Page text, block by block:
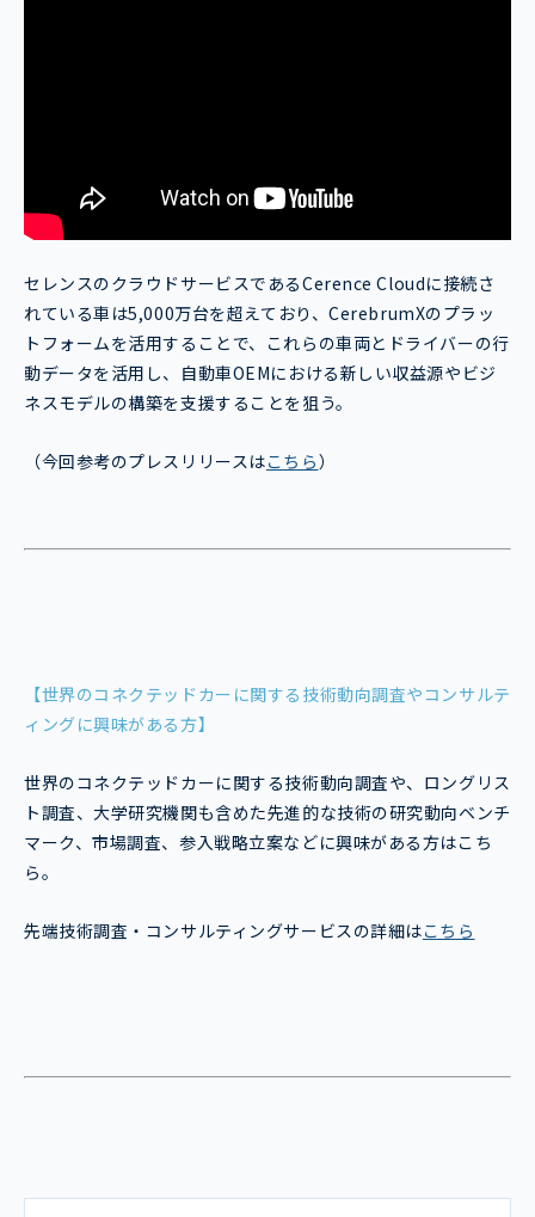
セレンスのクラウドサービスであるCerence Cloudに接続さ
れている車は5,000万台を超えており、CerebrumXのプラッ
トフォームを活用することで、これらの車両とドライバーの行
動データを活用し、自動車OEMにおける新しい収益源やビジ
ネスモデルの構築を支援することを狙う。
（今回参考のプレスリリースはこちら）
【世界のコネクテッドカーに関する技術動向調査やコンサルテ
ィングに興味がある方】
世界のコネクテッドカーに関する技術動向調査や、ロングリス
ト調査、大学研究機関も含めた先進的な技術の研究動向ベンチ
マーク、市場調査、参入戦略立案などに興味がある方はこち
ら。
先端技術調査・コンサルティングサービスの詳細はこちら